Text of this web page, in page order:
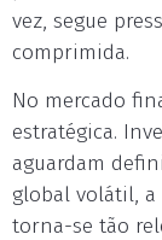
vez, segue
comprimida.
No mercado
estratégica.
aguardam
global volátil, a
torna-se tão